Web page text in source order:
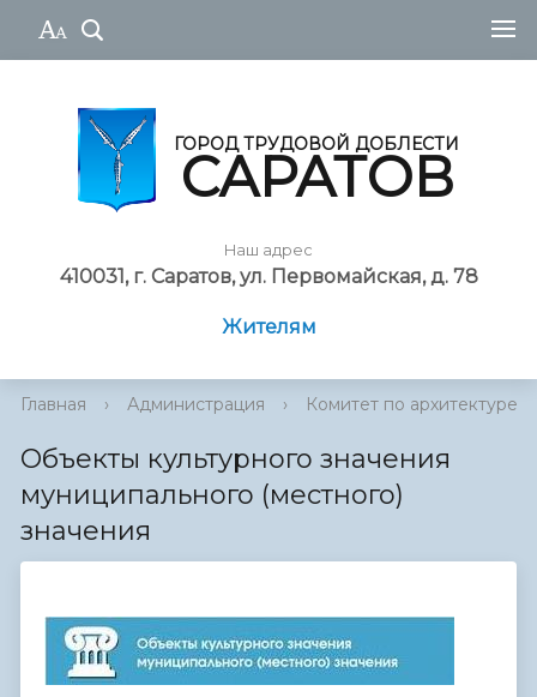
ГОРОД ТРУДОВОЙ ДОБЛЕСТИ
САРАТОВ
Наш адрес
410031, г. Саратов, ул. Первомайская, д. 78
Жителям
Главная › Администрация › Комитет по архитектуре
Объекты культурного значения
муниципального (местного)
значения